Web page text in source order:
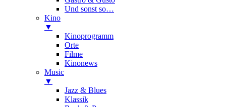
Und sonst so…
Kino
▼
Kinoprogramm
Orte
Filme
Kinonews
Music
▼
Jazz & Blues
Klassik